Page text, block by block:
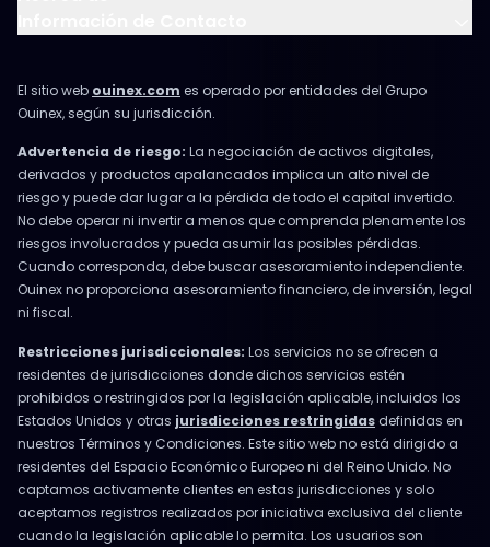
El sitio web ouinex.com es operado por entidades del Grupo
Ouinex, según su jurisdicción.
Advertencia de riesgo: La negociación de activos digitales,
derivados y productos apalancados implica un alto nivel de
riesgo y puede dar lugar a la pérdida de todo el capital invertido.
No debe operar ni invertir a menos que comprenda plenamente los
riesgos involucrados y pueda asumir las posibles pérdidas.
Cuando corresponda, debe buscar asesoramiento independiente.
Ouinex no proporciona asesoramiento financiero, de inversión, legal
ni fiscal.
Restricciones jurisdiccionales: Los servicios no se ofrecen a
residentes de jurisdicciones donde dichos servicios estén
prohibidos o restringidos por la legislación aplicable, incluidos los
Estados Unidos y otras jurisdicciones restringidas definidas en
nuestros Términos y Condiciones. Este sitio web no está dirigido a
residentes del Espacio Económico Europeo ni del Reino Unido. No
captamos activamente clientes en estas jurisdicciones y solo
aceptamos registros realizados por iniciativa exclusiva del cliente
cuando la legislación aplicable lo permita. Los usuarios son